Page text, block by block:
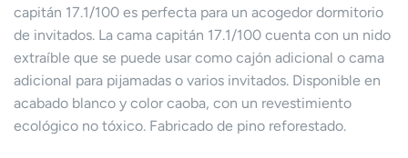
capitán 17.1/100 es perfecta para un acogedor dormitorio
de invitados. La cama capitán 17.1/100 cuenta con un nido
extraíble que se puede usar como cajón adicional o cama
adicional para pijamadas o varios invitados. Disponible en
acabado blanco y color caoba, con un revestimiento
ecológico no tóxico. Fabricado de pino reforestado.